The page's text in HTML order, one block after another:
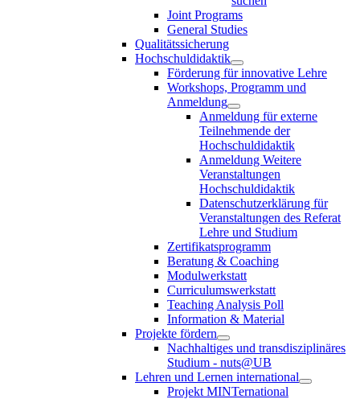
Joint Programs
General Studies
Qualitätssicherung
Hochschuldidaktik
Förderung für innovative Lehre
Workshops, Programm und
Anmeldung
Anmeldung für externe
Teilnehmende der
Hochschuldidaktik
Anmeldung Weitere
Veranstaltungen
Hochschuldidaktik
Datenschutzerklärung für
Veranstaltungen des Referat
Lehre und Studium
Zertifikatsprogramm
Beratung & Coaching
Modulwerkstatt
Curriculumswerkstatt
Teaching Analysis Poll
Information & Material
Projekte fördern
Nachhaltiges und transdisziplinäres
Studium - nuts@UB
Lehren und Lernen international
Projekt MINTernational